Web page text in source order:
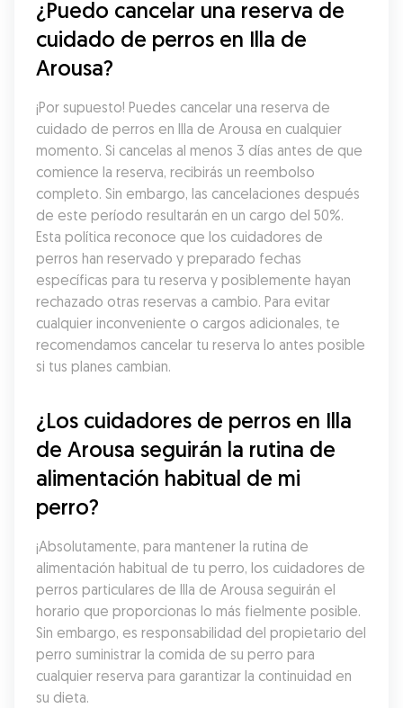
¿Puedo cancelar una reserva de
cuidado de perros en Illa de
Arousa?
¡Por supuesto! Puedes cancelar una reserva de
cuidado de perros en Illa de Arousa en cualquier
momento. Si cancelas al menos 3 días antes de que
comience la reserva, recibirás un reembolso
completo. Sin embargo, las cancelaciones después
de este período resultarán en un cargo del 50%.
Esta política reconoce que los cuidadores de
perros han reservado y preparado fechas
específicas para tu reserva y posiblemente hayan
rechazado otras reservas a cambio. Para evitar
cualquier inconveniente o cargos adicionales, te
recomendamos cancelar tu reserva lo antes posible
si tus planes cambian.
¿Los cuidadores de perros en Illa
de Arousa seguirán la rutina de
alimentación habitual de mi
perro?
¡Absolutamente, para mantener la rutina de
alimentación habitual de tu perro, los cuidadores de
perros particulares de Illa de Arousa seguirán el
horario que proporcionas lo más fielmente posible.
Sin embargo, es responsabilidad del propietario del
perro suministrar la comida de su perro para
cualquier reserva para garantizar la continuidad en
su dieta.